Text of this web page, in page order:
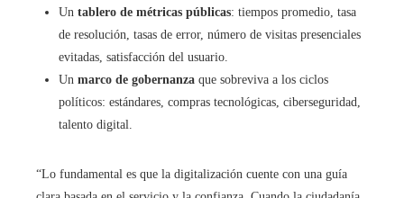
Un tablero de métricas públicas: tiempos promedio, tasa
de resolución, tasas de error, número de visitas presenciales
evitadas, satisfacción del usuario.
Un marco de gobernanza que sobreviva a los ciclos
políticos: estándares, compras tecnológicas, ciberseguridad,
talento digital.
“Lo fundamental es que la digitalización cuente con una guía